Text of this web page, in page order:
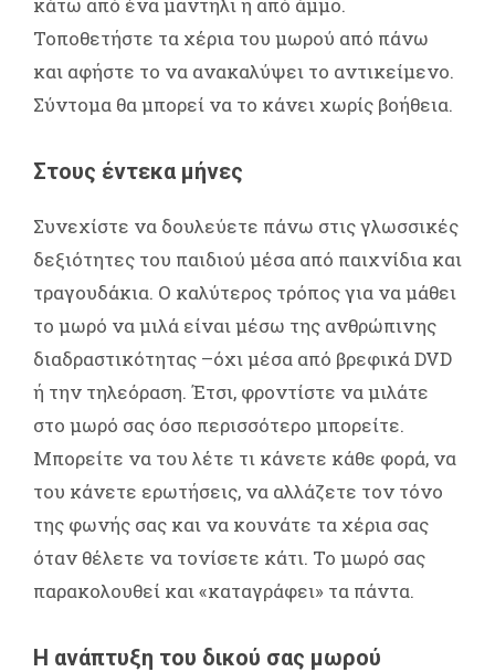
Τοποθετήστε τα χέρια του μωρού από πάνω
και αφήστε το να ανακαλύψει το αντικείμενο.
Σύντομα θα μπορεί να το κάνει χωρίς βοήθεια.
Στους έντεκα μήνες
Συνεχίστε να δουλεύετε πάνω στις γλωσσικές
δεξιότητες του παιδιού μέσα από παιχνίδια και
τραγουδάκια. Ο καλύτερος τρόπος για να μάθει
το μωρό να μιλά είναι μέσω της ανθρώπινης
διαδραστικότητας –όχι μέσα από βρεφικά DVD
ή την τηλεόραση. Έτσι, φροντίστε να μιλάτε
στο μωρό σας όσο περισσότερο μπορείτε.
Μπορείτε να του λέτε τι κάνετε κάθε φορά, να
του κάνετε ερωτήσεις, να αλλάζετε τον τόνο
της φωνής σας και να κουνάτε τα χέρια σας
όταν θέλετε να τονίσετε κάτι. Το μωρό σας
παρακολουθεί και «καταγράφει» τα πάντα.
Η ανάπτυξη του δικού σας μωρού